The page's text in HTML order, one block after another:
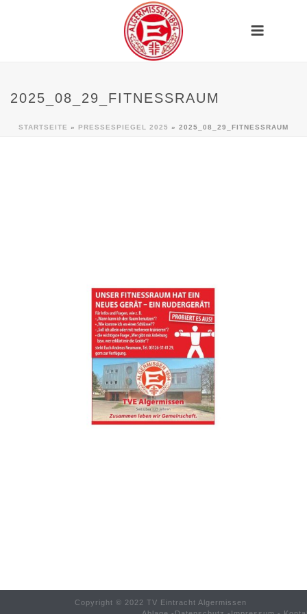
2025_08_29_FITNESSRAUM
STARTSEITE » PRESSESPIEGEL 2025 » 2025_08_29_FITNESSRAUM
Copyright © 2022 TV Eintracht Algermissen